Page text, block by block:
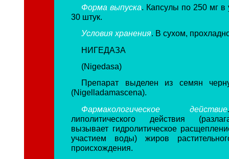
Форма выпуска. Капсулы по 250 мг в
30 штук.
Условия хранения. В сухом,
НИГЕДАЗА
(Nigedasa)
Препарат выделен из семян
(Nigelladamascena).
Фармакологическое действие
липолитического действия
вызывает гидролитическое
участием воды) жиров
происхождения.